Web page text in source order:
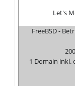
Let's
FreeBSD -
1 Domain inkl.